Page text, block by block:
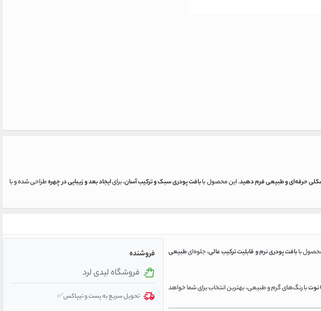
شکلی حرفه‌ای و طبیعی فرم دهید. این محصول بابافت پودری سبک و ترکیب آسان، برایایجاد بعد و زیبایی در چهرهطراحی شده و با
بابافت پودری نرم و قابلیت ترکیب عالی، جلوه‌ایطبیعی
با رنگ‌های گرم و طبیعی، بهترین انتخاب برای شما خواهد
فروشنده
فروشگاه لیدی لرد
تحویل سریع به پست و تیپاکس✅